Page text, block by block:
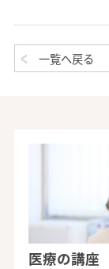
一覧へ戻る
医療の講座